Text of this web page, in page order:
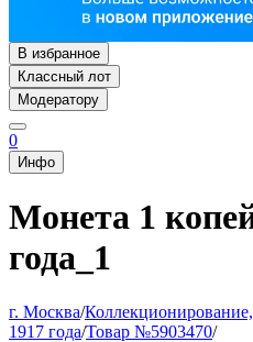
В избранное
Классный лот
Модератору
0
Инфо
Монета 1
года_1
г. Москва/
1917 года/Товар №5903470/